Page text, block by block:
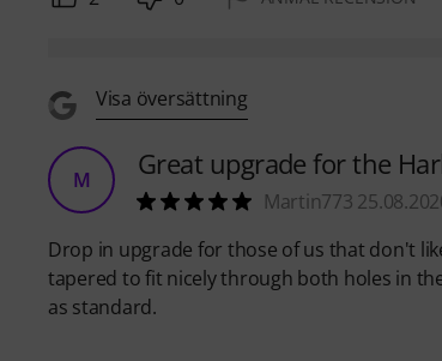
Visa översättning
M Great upgrade for the
Martin773
Drop in upgrade for those of us that don't
tapered to fit nicely through both holes in
as standard.